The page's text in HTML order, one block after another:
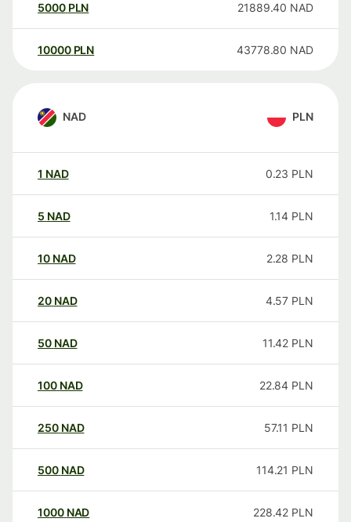
5000 PLN 21889.40 NAD
10000 PLN 43778.80 NAD
NAD PLN
1 NAD 0.23 PLN
5 NAD 1.14 PLN
10 NAD 2.28 PLN
20 NAD 4.57 PLN
50 NAD 11.42 PLN
100 NAD 22.84 PLN
250 NAD 57.11 PLN
500 NAD 114.21 PLN
1000 NAD 228.42 PLN